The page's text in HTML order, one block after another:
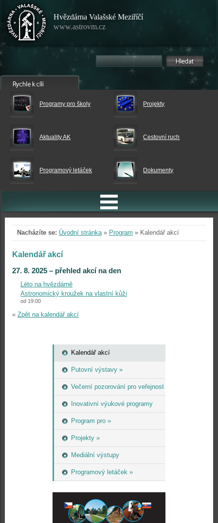
Hvězdárna Valašské Meziříčí
www.astrovm.cz
Programy pro školy Projekty
Aktuality AK Cestovní ruch
Programový letáček Dokumenty
Kalendář akcí
Putovní výstavy »
Večerní pozorování pro veřejnost
Inovativní výukové programy
Program pro »
Projekty »
Mediální výstupy
Programový letáček »
Nacházíte se: Úvodní stránka» Program » Kalendář akcí
Kalendář akcí
27. 8. 2025 – přehled akcí na den
Léto na hvězdárně
Astronomický kroužek na vlastní kůži
od 19:00
« Zpět na kalendář akcí